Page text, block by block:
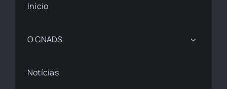
Início
O CNADS
Notícias